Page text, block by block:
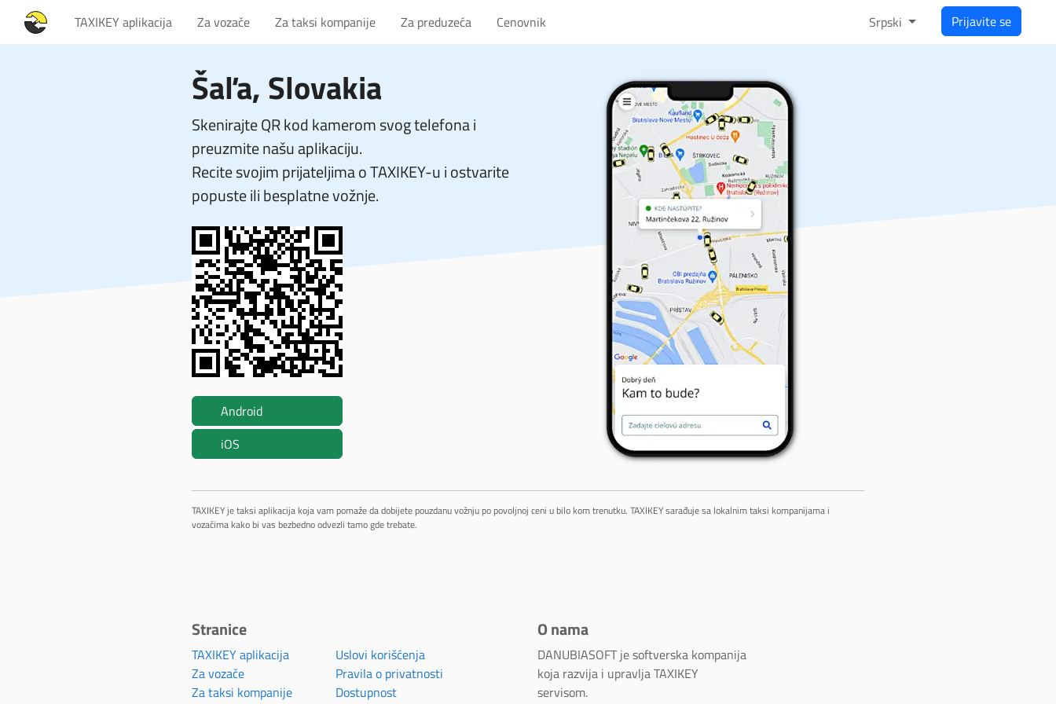
TAXIKEY aplikacija Za vozače Za taksi kompanije Za preduzeća Cenovnik Srpski Prijavite se
Šaľa, Slovakia
Skenirajte QR kod kamerom svog telefona i
preuzmite našu aplikaciju.
Recite svojim prijateljima o TAXIKEY-u i ostvarite
popuste ili besplatne vožnje.
Android
iOS
TAXIKEY je taksi aplikacija koja vam pomaže da dobijete pouzdanu vožnju po povoljnoj ceni u bilo kom trenutku. TAXIKEY sarađuje sa lokalnim taksi kompanijama i
vozačima kako bi vas bezbedno odvezli tamo gde trebate.
Stranice
TAXIKEY aplikacija
Za vozače
Za taksi kompanije
Uslovi korišćenja
Pravila o privatnosti
Dostupnost
O nama
DANUBIASOFT je softverska kompanija
koja razvija i upravlja TAXIKEY
servisom.